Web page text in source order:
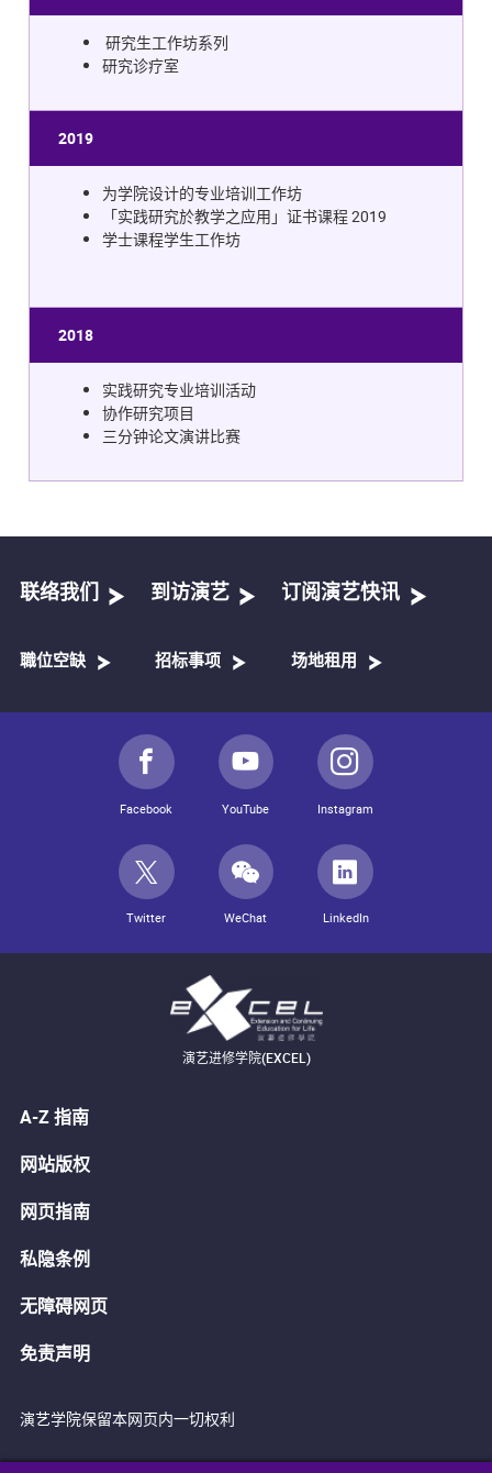
研究生工作坊系列
研究诊疗室
2019
为学院设计的专业培训工作坊
「实践研究於教学之应用」证书课程 2019
学士课程学生工作坊
2018
实践研究专业培训活动
协作研究项目
三分钟论文演讲比赛
联络我们 到访演艺 订阅演艺快讯
職位空缺 招标事项 场地租用
Facebook YouTube Instagram
Twitter WeChat LinkedIn
演艺进修学院(EXCEL)
A-Z 指南
网站版权
网页指南
私隐条例
无障碍网页
免责声明
演艺学院保留本网页内一切权利